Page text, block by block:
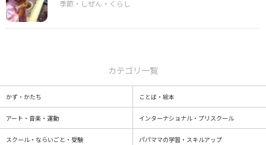
カテゴリ一覧
かず・かたち ことば・絵本
アート・音楽・運動 インターナショナル・プリスクール
スクール・ならいごと・受験 パパママの学習・スキルアップ